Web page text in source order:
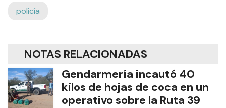
policía
NOTAS RELACIONADAS
Gendarmería incautó 40
kilos de hojas de coca en un
operativo sobre la Ruta 39